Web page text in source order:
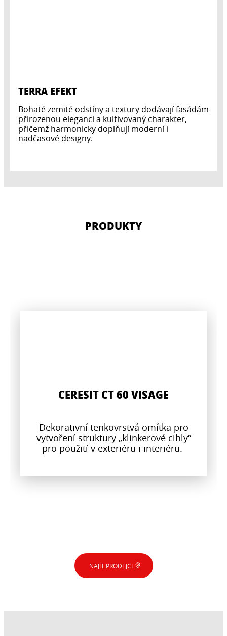
TERRA EFEKT
Bohaté zemité odstíny a textury dodávají fasádám
přirozenou eleganci a kultivovaný charakter,
přičemž harmonicky doplňují moderní i
nadčasové designy.
PRODUKTY
CERESIT CT 60 VISAGE
Dekorativní tenkovrstvá omítka pro
vytvoření struktury „klinkerové cihly“
pro použití v exteriéru i interiéru.
NAJÍT PRODEJCE